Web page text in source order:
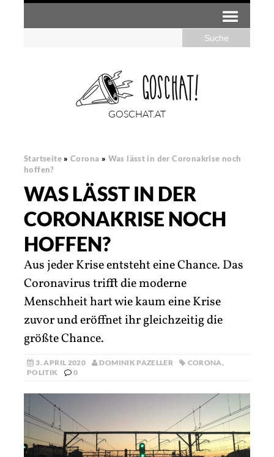
GOSCHAT.AT
Startseite » Corona » Was lässt in der Coronakrise noch
hoffen?
WAS LÄSST IN DER
CORONAKRISE NOCH
HOFFEN?
Aus jeder Krise entsteht eine Chance. Das
Coronavirus trifft die moderne
Menschheit hart wie kaum eine Krise
zuvor und eröffnet ihr gleichzeitig die
größte Chance.
3. APRIL 2020 DOMINIK PAZELLER CORONA,
POLITIK
0